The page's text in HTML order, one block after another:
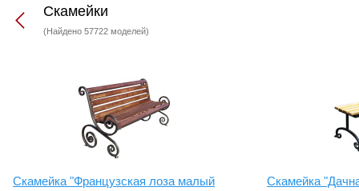
Скамейки
(Найдено 57722 моделей)
Скамейка "Французская лоза малый
Скамейка